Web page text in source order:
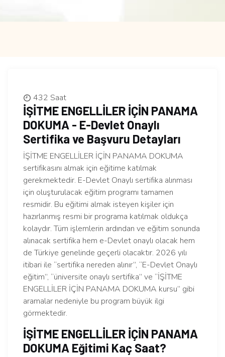
432 Saat
İŞİTME ENGELLİLER İÇİN PANAMA
DOKUMA - E-Devlet Onaylı
Sertifika ve Başvuru Detayları
İŞİTME ENGELLİLER İÇİN PANAMA DOKUMA
sertifikasını almak için eğitime katılmak
gerekmektedir. E-Devlet Onaylı sertifika alınması
için oluşturulacak eğitim programı tamamen
resmidir. Bu eğitimi almak isteyen kişiler için
hazırlanmış resmi bir programa katılmak oldukça
kolaydır. Tüm işlemlerin ardından ve eğitim sonunda
alınacak sertifika hem e-Devlet onaylı olacak hem
de Türkiye genelinde geçerli olacaktır. 2026 yılı
itibari ile “sertifika nereden alınır”, “E-Devlet Onaylı
eğitim”, “üniversite onaylı sertifika” ve “İŞİTME
ENGELLİLER İÇİN PANAMA DOKUMA kursu” gibi
aramalar nedeniyle bu program büyük ilgi
görmektedir.
İŞİTME ENGELLİLER İÇİN PANAMA
DOKUMA Eğitimi Kaç Saat?